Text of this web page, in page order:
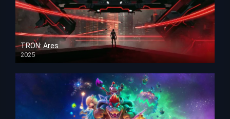
TRON: Ares
2025
HD 1080p